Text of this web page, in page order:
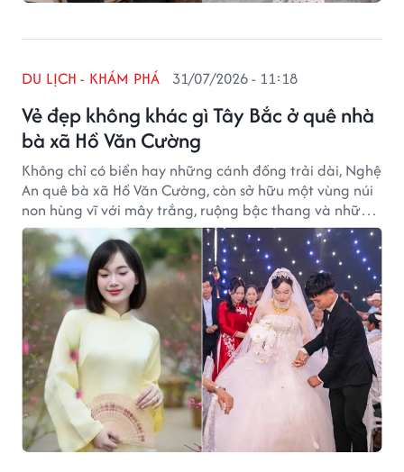
Vẻ đẹp không khác gì Tây Bắc ở quê nhà
bà xã Hồ Văn Cường
DU LỊCH - KHÁM PHÁ 31/07/2026 - 11:18
Không chỉ có biển hay những cánh đồng trải dài, Nghệ
An quê bà xã Hồ Văn Cường, còn sở hữu một vùng núi
non hùng vĩ với mây trắng, ruộng bậc thang và những
bản làng bình yên. Nhiều du khách ví nơi đây mang vẻ
đẹp chẳng khác gì Tây Bắc, nhưng vẫn giữ được bản
sắc rất riêng của xứ Nghệ.